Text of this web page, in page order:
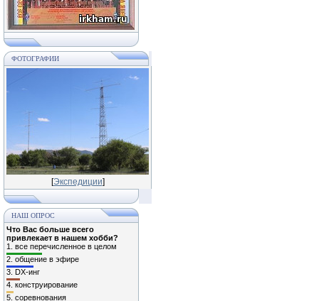
ФОТОГРАФИИ
[Экспедиции]
НАШ ОПРОС
Что Вас больше всего
привлекает в нашем хобби?
1. все перечисленное в целом
2. общение в эфире
3. DX-инг
4. конструирование
5. соревнования